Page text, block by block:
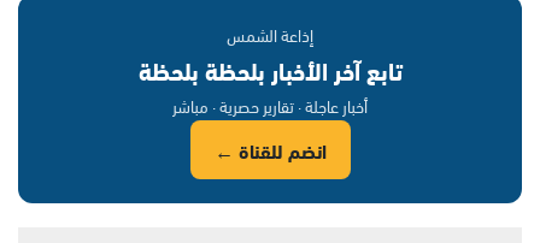
إذاعة الشمس
تابع آخر الأخبار بلحظة بلحظة
أخبار عاجلة · تقارير حصرية · مباشر
انضم للقناة ←